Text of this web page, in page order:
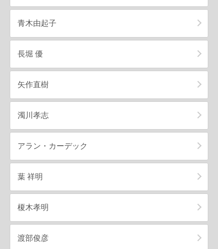
青木由起子
長堀 優
矢作直樹
濁川孝志
アラン・カーデック
葉 祥明
榎木孝明
渡部俊彦